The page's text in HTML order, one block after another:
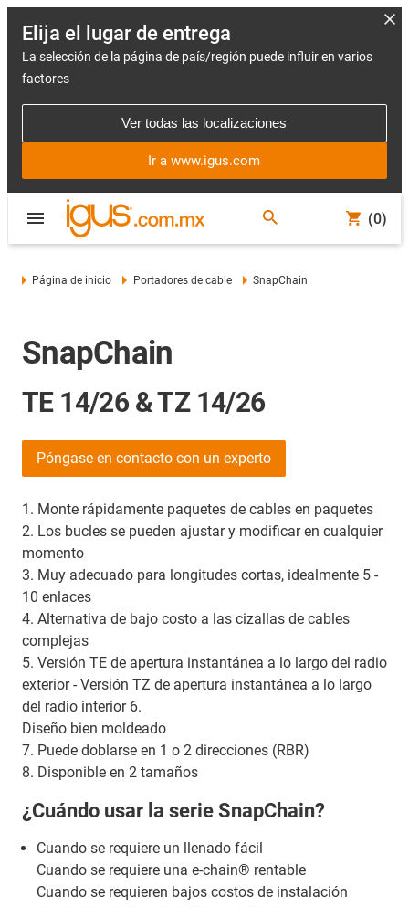
Elija el lugar de entrega
La selección de la página de país/región puede influir en varios
factores
Ver todas las localizaciones
Ir a www.igus.com
(0)
Página de inicio Portadores de cable SnapChain
SnapChain
TE 14/26 & TZ 14/26
Póngase en contacto con un experto
1. Monte rápidamente paquetes de cables en paquetes
2. Los bucles se pueden ajustar y modificar en cualquier
momento
3. Muy adecuado para longitudes cortas, idealmente 5 -
10 enlaces
4. Alternativa de bajo costo a las cizallas de cables
complejas
5. Versión TE de apertura instantánea a lo largo del radio
exterior - Versión TZ de apertura instantánea a lo largo
del radio interior 6.
Diseño bien moldeado
7. Puede doblarse en 1 o 2 direcciones (RBR)
8. Disponible en 2 tamaños
¿Cuándo usar la serie SnapChain?
Cuando se requiere un llenado fácil
Cuando se requiere una e-chain® rentable
Cuando se requieren bajos costos de instalación